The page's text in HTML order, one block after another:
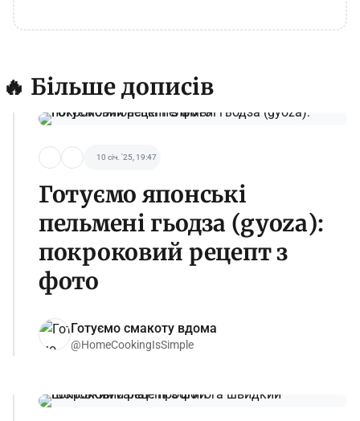
🔥 Більше дописів
10 січ. '25, 19:47
Готуємо японські
пельмені гьодза (gyoza):
покроковий рецепт з
фото
Готуємо смакоту вдома
@HomeCookingIsSimple